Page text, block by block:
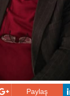
Paylaş